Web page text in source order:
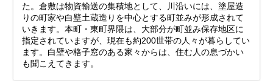
た。倉敷は物資輸送の集積地として、川沿いには、塗屋造
りの町家や白壁土蔵造りを中心とする町並みが形成されて
いきます。本町・東町界隈は、大部分が町並み保存地区に
指定されていますが、現在も約200世帯の人々が暮らしてい
ます。白壁や格子窓のある家々からは、住む人の息づかい
も聞こえてきます。